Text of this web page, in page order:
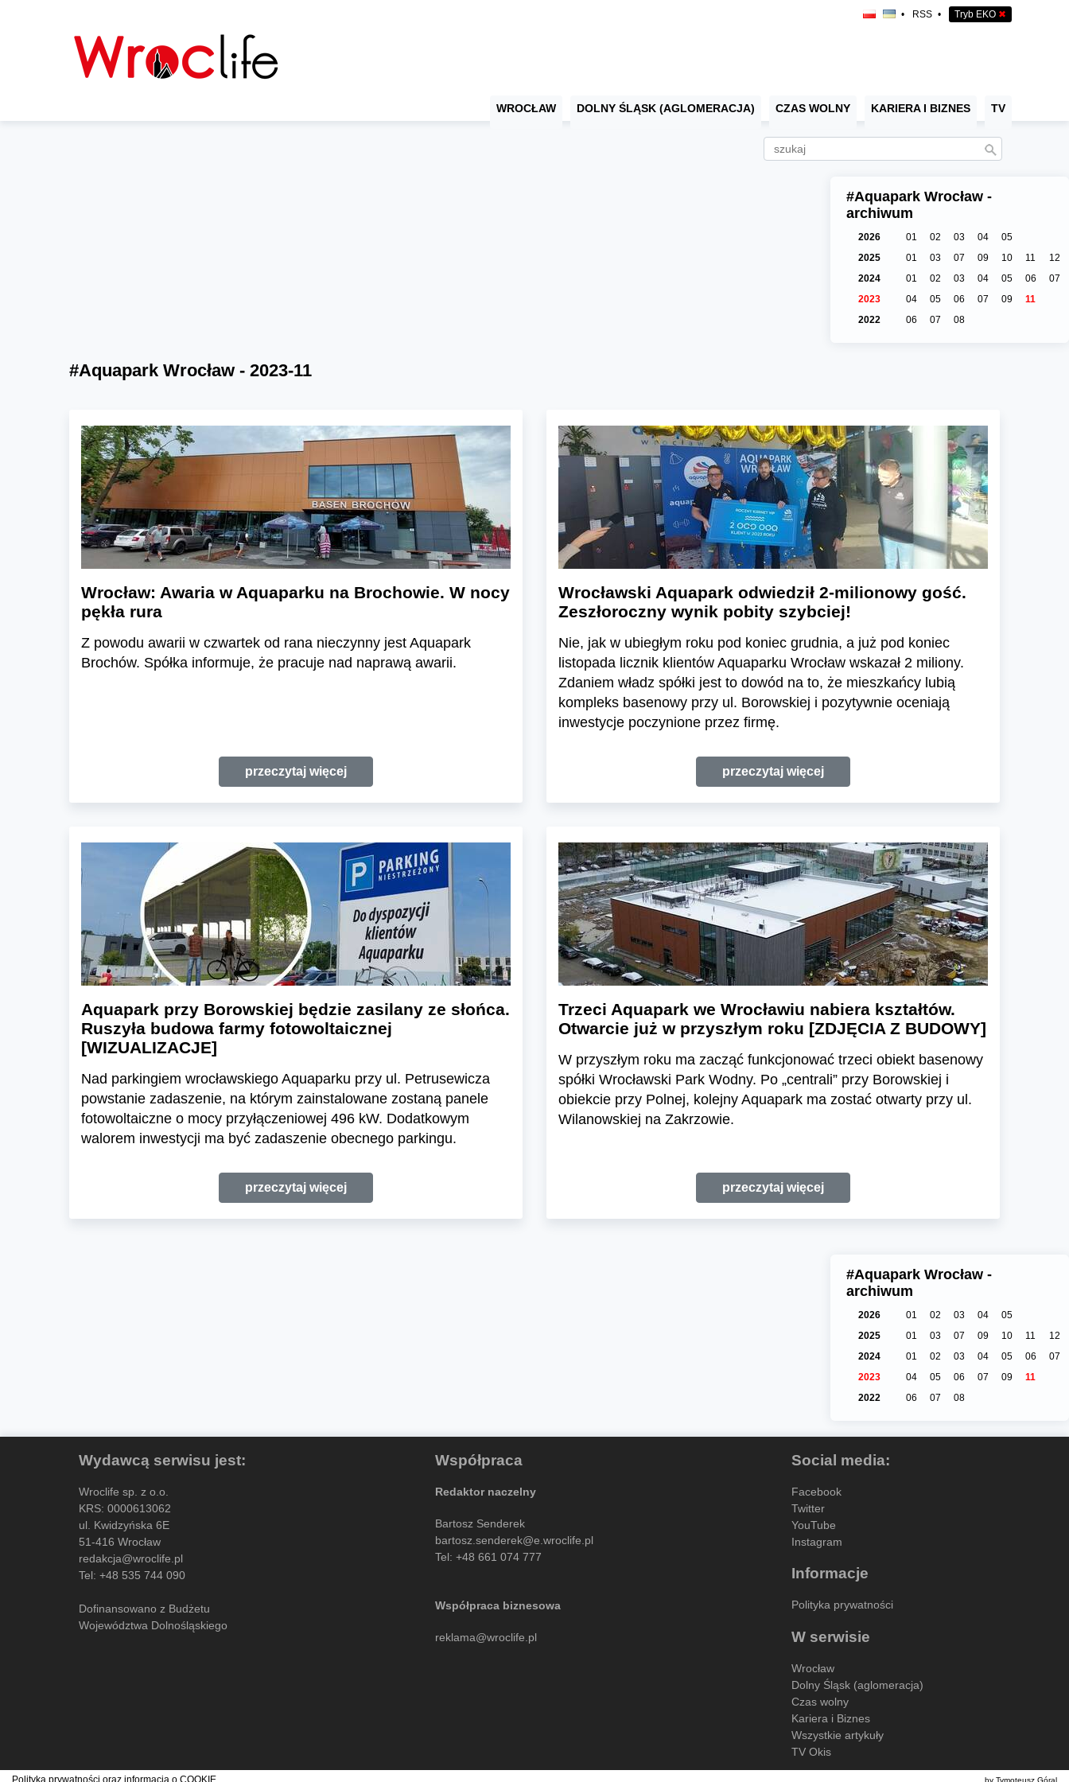
• RSS • Tryb EKO ✖
WROCŁAW DOLNY ŚLĄSK (AGLOMERACJA) CZAS WOLNY KARIERA I BIZNES TV
#Aquapark Wrocław -
archiwum
2026 01 02 03 04
05
2025
01 03 07 09 10 11
12
2024
01 02 03 04 05 06
07
2023
04 05 06 07 09
11
2022
06 07 08
#Aquapark Wrocław - 2023-11
Wrocław: Awaria w Aquaparku na Brochowie. W nocy
pękła rura
Z powodu awarii w czwartek od rana nieczynny jest Aquapark
Brochów. Spółka informuje, że pracuje nad naprawą awarii.
przeczytaj więcej
Wrocławski Aquapark odwiedził 2-milionowy gość.
Zeszłoroczny wynik pobity szybciej!
Nie, jak w ubiegłym roku pod koniec grudnia, a już pod koniec
listopada licznik klientów Aquaparku Wrocław wskazał 2 miliony.
Zdaniem władz spółki jest to dowód na to, że mieszkańcy lubią
kompleks basenowy przy ul. Borowskiej i pozytywnie oceniają
inwestycje poczynione przez firmę.
przeczytaj więcej
Aquapark przy Borowskiej będzie zasilany ze słońca.
Ruszyła budowa farmy fotowoltaicznej
[WIZUALIZACJE]
Nad parkingiem wrocławskiego Aquaparku przy ul. Petrusewicza
powstanie zadaszenie, na którym zainstalowane zostaną panele
fotowoltaiczne o mocy przyłączeniowej 496 kW. Dodatkowym
walorem inwestycji ma być zadaszenie obecnego parkingu.
przeczytaj więcej
Trzeci Aquapark we Wrocławiu nabiera kształtów.
Otwarcie już w przyszłym roku [ZDJĘCIA Z BUDOWY]
W przyszłym roku ma zacząć funkcjonować trzeci obiekt basenowy
spółki Wrocławski Park Wodny. Po „centrali” przy Borowskiej i
obiekcie przy Polnej, kolejny Aquapark ma zostać otwarty przy ul.
Wilanowskiej na Zakrzowie.
przeczytaj więcej
#Aquapark Wrocław -
archiwum
2026 01 02 03 04
05
2025
01 03 07 09 10 11
12
2024
01 02 03 04 05 06
07
2023
04 05 06 07 09
11
2022
06 07 08
Wydawcą serwisu jest:
Wroclife sp. z o.o.
KRS: 0000613062
ul. Kwidzyńska 6E
51-416 Wrocław
redakcja@wroclife.pl
Tel: +48 535 744 090
Dofinansowano z Budżetu
Województwa Dolnośląskiego
Współpraca
Redaktor naczelny
Bartosz Senderek
bartosz.senderek@e.wroclife.pl
Tel: +48 661 074 777
Współpraca biznesowa
reklama@wroclife.pl
Social media:
Facebook
Twitter
YouTube
Instagram
Informacje
Polityka prywatności
W serwisie
Wrocław
Dolny Śląsk (aglomeracja)
Czas wolny
Kariera i Biznes
Wszystkie artykuły
TV Okis
Polityka prywatności oraz informacja o COOKIE by Tymoteusz Góral